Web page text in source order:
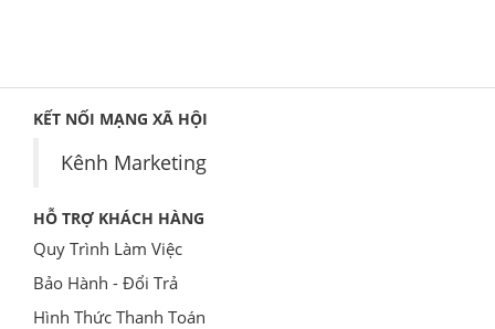
KẾT NỐI MẠNG XÃ HỘI
Kênh Marketing
HỖ TRỢ KHÁCH HÀNG
Quy Trình Làm Việc
Bảo Hành - Đổi Trả
Hình Thức Thanh Toán